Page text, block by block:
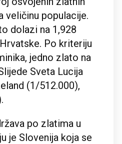
veličinu populacije.
dolazi na 1,928
Po kriteriju
jedno zlato na
Sveta Lucija
(1/512.000),
po zlatima u
je Slovenija koja se